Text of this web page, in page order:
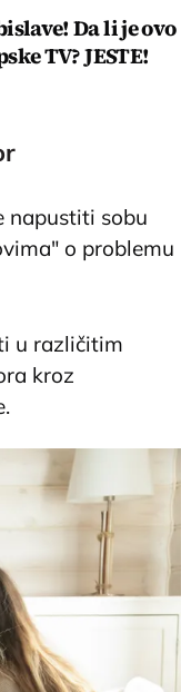
Da li je ovo
TV? JESTE!
napustiti sobu
o problemu
u različitim
kroz